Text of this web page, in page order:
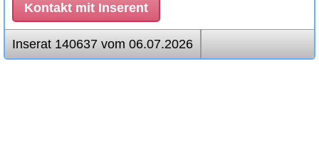
Kontakt mit Inserent
Inserat 140637 vom 06.07.2026